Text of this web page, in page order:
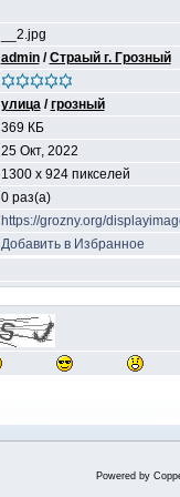
__2.jpg
admin/Страый г. Грозный
улица/грозный
369 КБ
25 Окт, 2022
1300 x 924 пикселей
0 раз(а)
https://grozny.org/
Добавить в Избранное
Powered by